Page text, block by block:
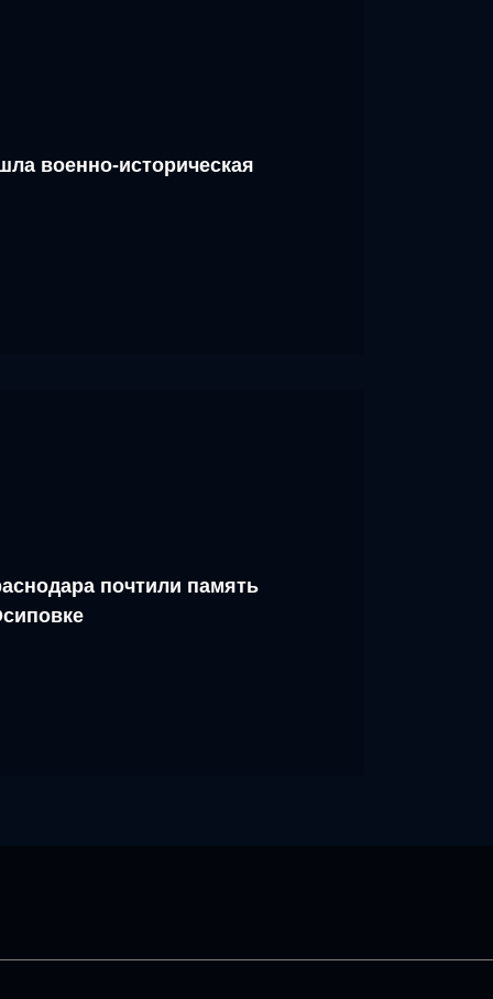
военно-историческая
почтили память